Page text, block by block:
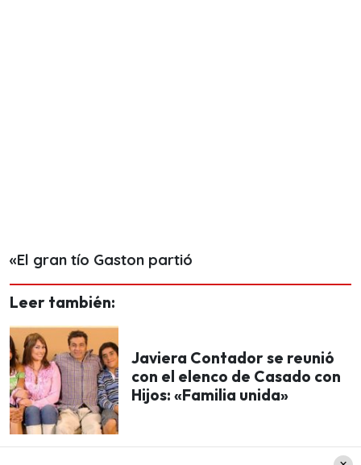
«El gran tío Gaston partió
Leer también:
Javiera Contador se reunió
con el elenco de Casado con
Hijos: «Familia unida»